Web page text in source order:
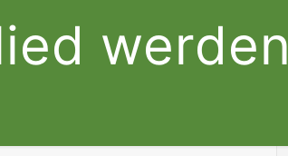
werden